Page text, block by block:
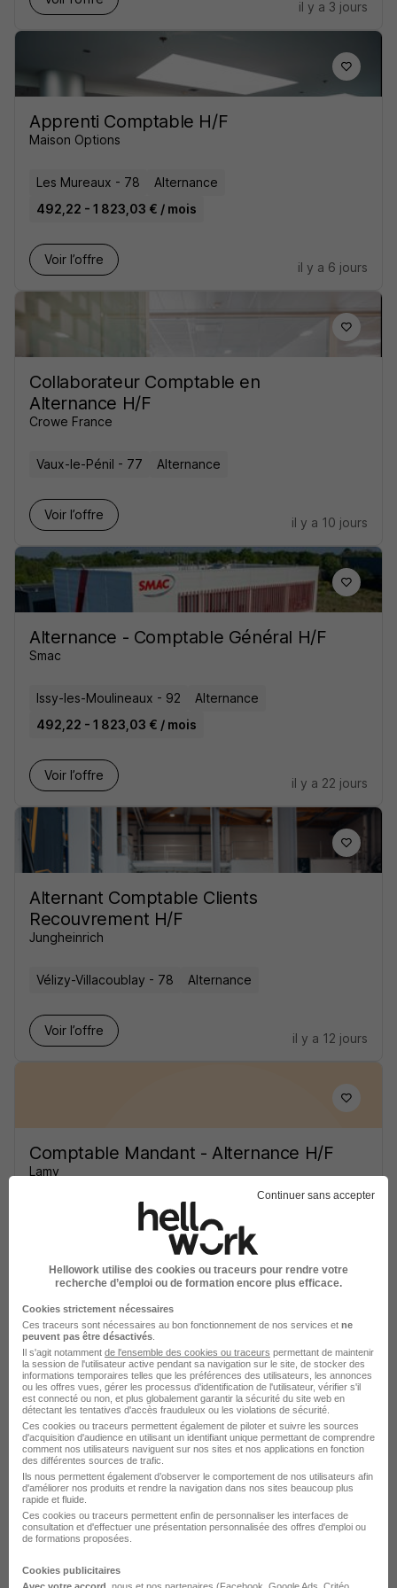
il y a 3 jours
Apprenti Comptable H/F
Maison Options
Les Mureaux - 78
Alternance
492,22 - 1 823,03 € / mois
Voir l’offre
il y a 6 jours
Collaborateur Comptable en
Alternance H/F
Crowe France
Vaux-le-Pénil - 77 Alternance
Voir l’offre
il y a 10 jours
Alternance - Comptable Général H/F
Smac
Issy-les-Moulineaux - 92
Alternance
492,22 - 1 823,03 € / mois
Voir l’offre
il y a 22 jours
Alternant Comptable Clients
Recouvrement H/F
Jungheinrich
Vélizy-Villacoublay - 78 Alternance
Voir l’offre
il y a 12 jours
Comptable Mandant - Alternance H/F
Lamy
Alternance
Voir l’offre
il y a 1 jour
Comptable Mandant - Alternance H/F
Oralia
Paris 8e - 75 Alternance 12 000 - 15 000 € / an
Voir l’offre
Continuer sans accepter
Hellowork utilise des cookies ou traceurs pour rendre votre
recherche d’emploi ou de formation encore plus efficace.
Cookies strictement nécessaires
Ces traceurs sont nécessaires au bon fonctionnement de nos services et ne
peuvent pas être désactivés
Il s'agit notamment de l'ensemble des cookies ou traceurs permettant de maintenir
la session de l'utilisateur active pendant sa navigation sur le site, de stocker des
informations temporaires telles que les préférences des utilisateurs, les annonces
ou les offres vues, gérer les processus d'identification de l'utilisateur, vérifier s'il
est connecté ou non, et plus globalement garantir la sécurité du site web en
détectant les tentatives d'accès frauduleux ou les violations de sécurité.
Ces cookies ou traceurs permettent également de piloter et suivre les sources
d'acquisition d'audience en utilisant un identifiant unique permettant de comprendre
comment nos utilisateurs naviguent sur nos sites et nos applications en fonction
des différentes sources de trafic.
Ils nous permettent également d’observer le comportement de nos utilisateurs afin
d'améliorer nos produits et rendre la navigation dans nos sites beaucoup plus
rapide et fluide.
Ces cookies ou traceurs permettent enfin de personnaliser les interfaces de
consultation et d'effectuer une présentation personnalisée des offres d'emploi ou
de formations proposées.
Cookies publicitaires
Avec votre accord , nous et nos partenaires (Facebook, Google Ads , Critéo,